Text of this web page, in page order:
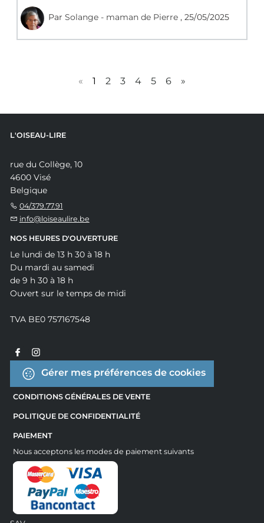
ParSolange - maman de Pierre , 25/05/2025
« 1 2 3 4 5 6 »
L'OISEAU-LIRE
rue du Collège, 10
4600 Visé
Belgique
04/379.77.91
info@loiseaulire.be
NOS HEURES D'OUVERTURE
Le lundi de 13 h 30 à 18 h
Du mardi au samedi
de 9 h 30 à 18 h
Ouvert sur le temps de midi
TVA BE0 757167548
Gérer mes préférences de cookies
CONDITIONS GÉNÉRALES DE VENTE
POLITIQUE DE CONFIDENTIALITÉ
PAIEMENT
Nous acceptons les modes de paiement suivants